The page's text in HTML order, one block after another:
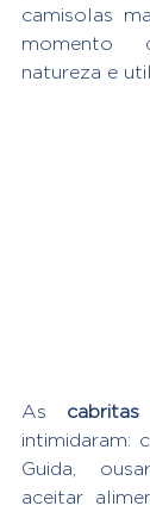
camisolas
momento
natureza e
As cabritas
intimidaram:
Guida,
aceitar